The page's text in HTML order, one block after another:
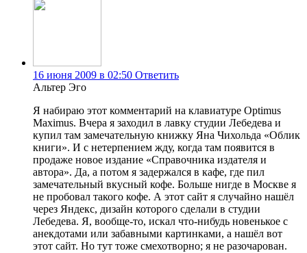
16 июня 2009 в 02:50 Ответить
Альтер Эго
Я набираю этот комментарий на клавиатуре Optimus
Maximus. Вчера я заходил в лавку студии Лебедева и
купил там замечательную книжку Яна Чихольда «Облик
книги». И с нетерпением жду, когда там появится в
продаже новое издание «Справочника издателя и
автора». Да, а потом я задержался в кафе, где пил
замечательный вкусный кофе. Больше нигде в Москве я
не пробовал такого кофе. А этот сайт я случайно нашёл
через Яндекс, дизайн которого сделали в студии
Лебедева. Я, вообще-то, искал что-нибудь новенькое с
анекдотами или забавными картинками, а нашёл вот
этот сайт. Но тут тоже смехотворно; я не разочарован.